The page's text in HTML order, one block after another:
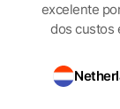
excelente
dos custos